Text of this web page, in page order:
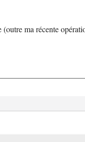
ma récente